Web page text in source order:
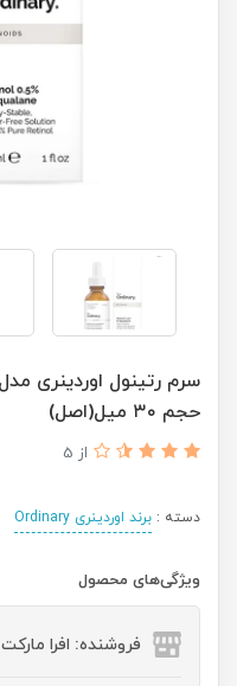
حجم ۳۰ میل(اصل)
از 5
دسته : برند اوردینری Ordinary
ویژگی‌های محصول
فروشنده: افرا مارکت